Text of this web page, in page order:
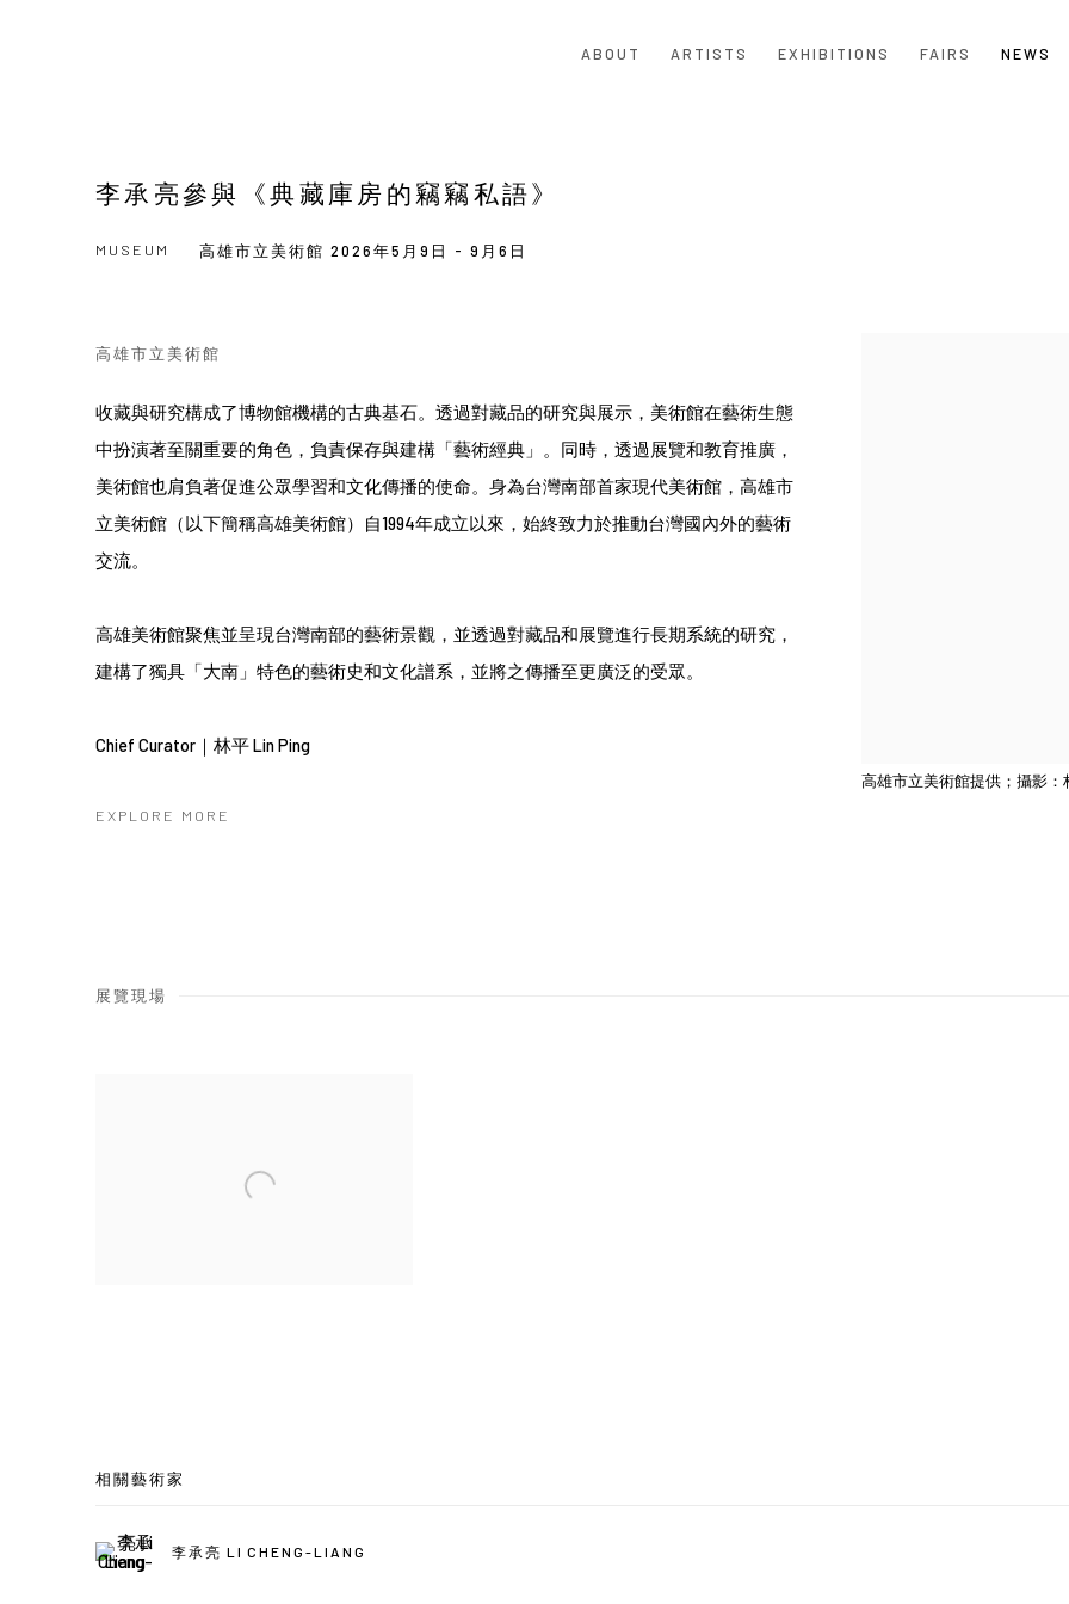
ABOUT ARTISTS EXHIBITIONS FAIRS NEWS
李承亮參與《典藏庫房的竊竊私語》
MUSEUM 高雄市立美術館 2026年5月9日 - 9月6日
高雄市立美術館提供；攝影：
高雄市立美術館
收藏與研究構成了博物館機構的古典基石。透過對藏品的研究與展示，美術館在藝術生態
中扮演著至關重要的角色，負責保存與建構「藝術經典」。同時，透過展覽和教育推廣，
美術館也肩負著促進公眾學習和文化傳播的使命。身為台灣南部首家現代美術館，高雄市
立美術館（以下簡稱高雄美術館）自1994年成立以來，始終致力於推動台灣國內外的藝術
交流。
高雄美術館聚焦並呈現台灣南部的藝術景觀，並透過對藏品和展覽進行長期系統的研究，
建構了獨具「大南」特色的藝術史和文化譜系，並將之傳播至更廣泛的受眾。
Chief Curator｜林平 Lin Ping
EXPLORE MORE
展覽現場
相關藝術家
李承亮 LI CHENG-LIANG